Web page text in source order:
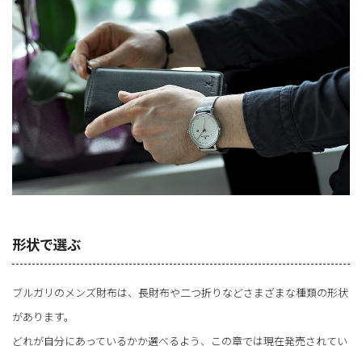
形状で選ぶ
ブルガリのメンズ財布は、長財布や二つ折りなどさまざまな種類の形状
があります。
どれが自分にあっているかか選べるよう、この章では現在発売されてい